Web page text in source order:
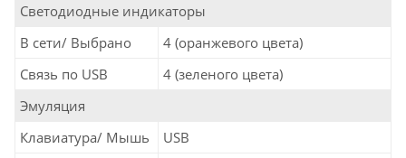
Светодиодные индикаторы
В сети/ Выбрано
4 (оранжевого цвета)
Связь по USB
4 (зеленого цвета)
Эмуляция
Клавиатура/ Мышь
USB